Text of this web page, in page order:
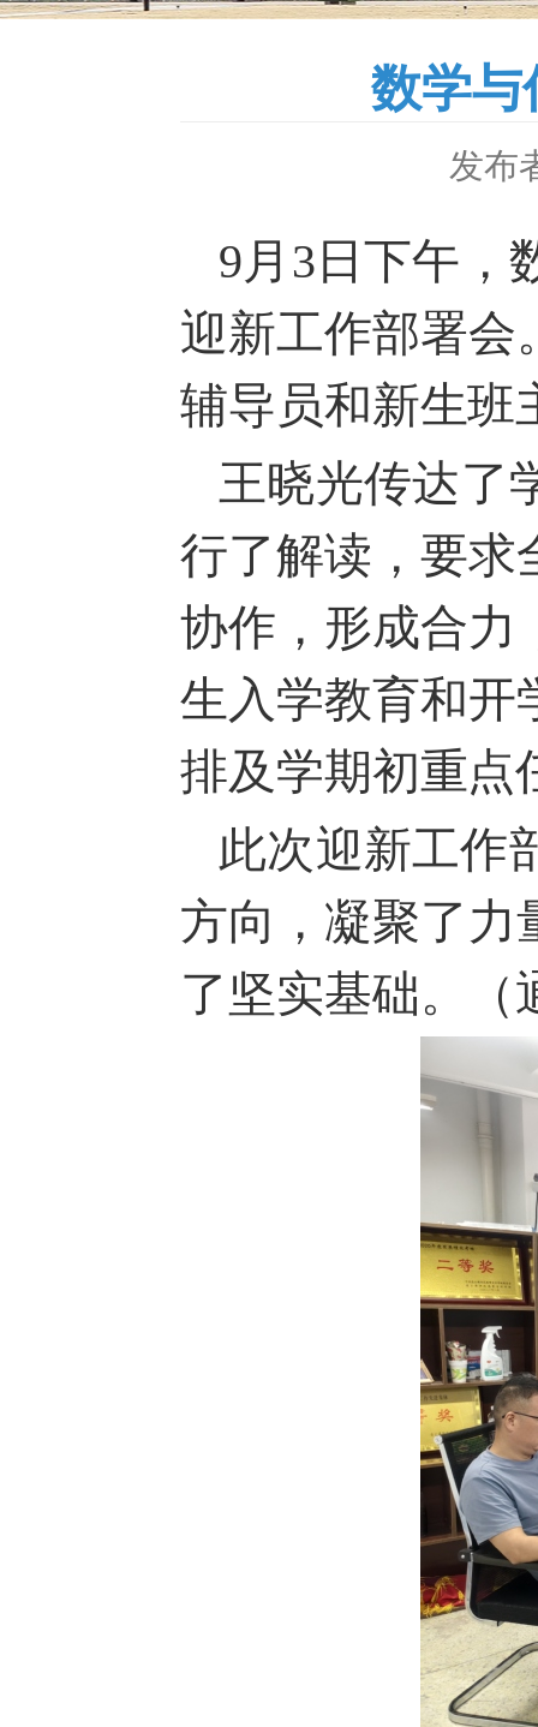
数学与
发布
9月3日下午，
迎新工作部署会
辅导员和新生班
王晓光传达了
行了解读，要求
协作，形成合力
生入学教育和开
排及学期初重点
此次迎新工作
方向，凝聚了力
了坚实基础。（